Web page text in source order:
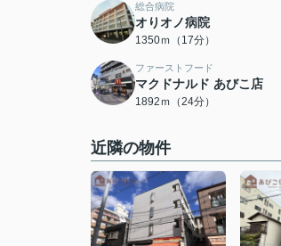
総合病院
オりオノ病院
1350ｍ（17分）
ファーストフード
マクドナルド あびこ店
1892ｍ（24分）
近隣の物件